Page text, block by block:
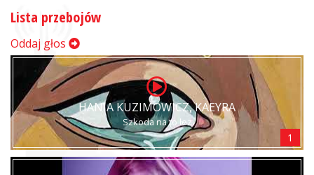
Lista przebojów
Oddaj głos
HANIA KUZIMOWICZ, KAEYRA
Szkoda na to łez
1